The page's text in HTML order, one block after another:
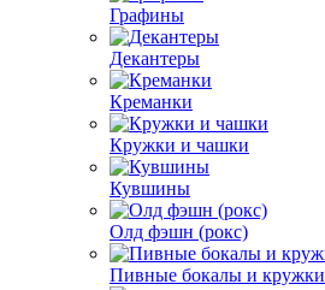
Графины
Декантеры
Креманки
Кружки и чашки
Кувшины
Олд фэшн (рокс)
Пивные бокалы и кружки